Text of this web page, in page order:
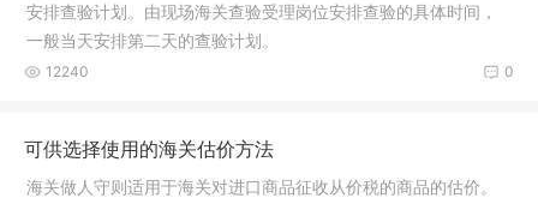
安排查验计划。由现场海关查验受理岗位安排查验的具体时间，
一般当天安排第二天的查验计划。
0
12240
可供选择使用的海关估价方法
海关做人守则适用于海关对进口商品征收从价税的商品的估价。